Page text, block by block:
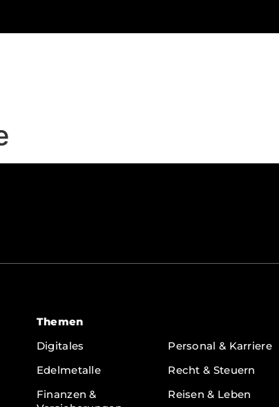
Themen
Digitales
Edelmetalle
Finanzen &
Personal & Karriere
Recht & Steuern
Reisen & Leben